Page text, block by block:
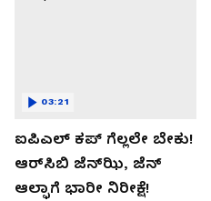
ಐಪಿಎಲ್ ಕಪ್‌ ಗೆಲ್ಲಲೇ ಬೇಕು!
ಆರ್‌ಸಿಬಿ ಜೆನ್‌ಝಿ, ಜೆನ್‌
ಆಲ್ಫಾಗೆ ಭಾರೀ ನಿರೀಕ್ಷೆ!
03:21